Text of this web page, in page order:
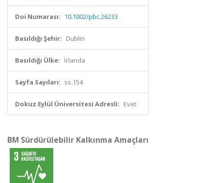
Doi Numarası: 10.1002/pbc.26233
Basıldığı Şehir: Dublin
Basıldığı Ülke: İrlanda
Sayfa Sayıları: ss.154
Dokuz Eylül Üniversitesi Adresli: Evet
BM Sürdürülebilir Kalkınma Amaçları